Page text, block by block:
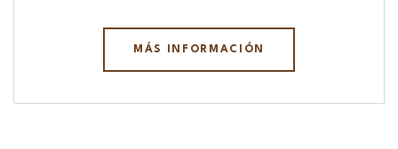
MÁS INFORMACIÓN